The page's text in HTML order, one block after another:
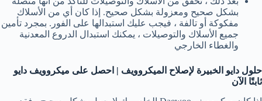
بشكل صحيح ومعزولة بشكل صحيح. إذا كان أي من الأسلاك
مفكوكة أو تالفة ، فيجب عليك استبدالها على الفور. بمجرد تأمين
جميع الأسلاك والتوصيلات ، يمكنك استبدال الدروع المعدنية
والغطاء الخارجي
حلول دايو الخبيرة لإصلاح الميكروويف | احصل على ميكروويف دايو
ثابتًا الآن